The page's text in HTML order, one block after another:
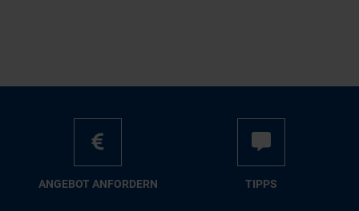
AN­GE­BOT AN­FOR­DERN TIPPS